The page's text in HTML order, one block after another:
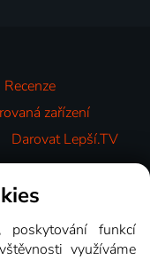
Recenze
zařízení
Darovat Lepší.TV
poskytování funkcí
využíváme